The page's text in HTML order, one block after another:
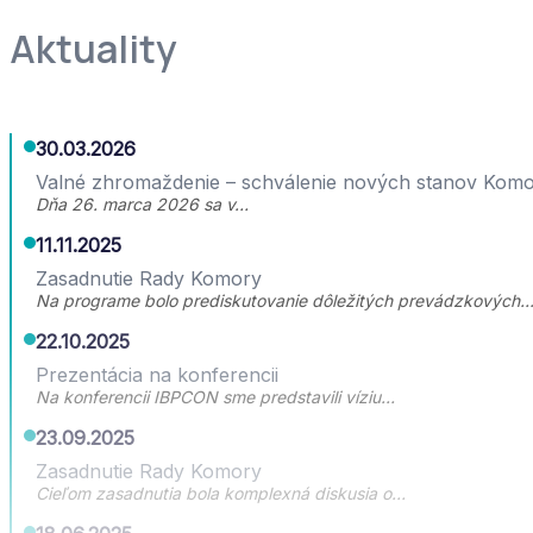
Aktuality
30.03.2026
Valné zhromaždenie – schválenie nových stanov
Dňa 26. marca 2026 sa v…
11.11.2025
Zasadnutie Rady Komory
Na programe bolo prediskutovanie dôležitých prevádzkových…
22.10.2025
Prezentácia na konferencii
Na konferencii IBPCON sme predstavili víziu…
23.09.2025
Zasadnutie Rady Komory
Cieľom zasadnutia bola komplexná diskusia o…